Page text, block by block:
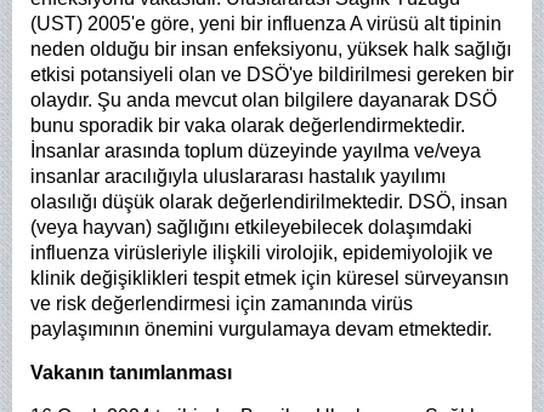
(UST) 2005'e göre, yeni bir influenza A virüsü alt tipinin
neden olduğu bir insan enfeksiyonu, yüksek halk sağlığı
etkisi potansiyeli olan ve DSÖ'ye bildirilmesi gereken bir
olaydır. Şu anda mevcut olan bilgilere dayanarak DSÖ
bunu sporadik bir vaka olarak değerlendirmektedir.
İnsanlar arasında toplum düzeyinde yayılma ve/veya
insanlar aracılığıyla uluslararası hastalık yayılımı
olasılığı düşük olarak değerlendirilmektedir. DSÖ, insan
(veya hayvan) sağlığını etkileyebilecek dolaşımdaki
influenza virüsleriyle ilişkili virolojik, epidemiyolojik ve
klinik değişiklikleri tespit etmek için küresel sürveyansın
ve risk değerlendirmesi için zamanında virüs
paylaşımının önemini vurgulamaya devam etmektedir.
Vakanın tanımlanması